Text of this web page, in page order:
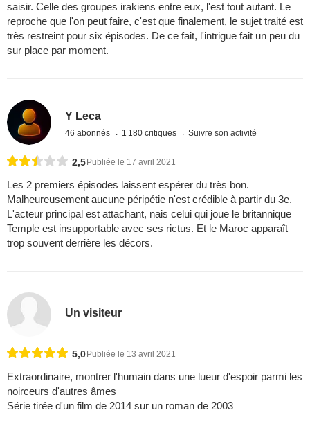
saisir. Celle des groupes irakiens entre eux, l'est tout autant. Le
reproche que l'on peut faire, c'est que finalement, le sujet traité est
très restreint pour six épisodes. De ce fait, l'intrigue fait un peu du
sur place par moment.
Y Leca
46 abonnés 1 180 critiques Suivre son activité
2,5Publiée le 17 avril 2021
Les 2 premiers épisodes laissent espérer du très bon.
Malheureusement aucune péripétie n'est crédible à partir du 3e.
L'acteur principal est attachant, nais celui qui joue le britannique
Temple est insupportable avec ses rictus. Et le Maroc apparaît
trop souvent derrière les décors.
Un visiteur
5,0Publiée le 13 avril 2021
Extraordinaire, montrer l'humain dans une lueur d'espoir parmi les
noirceurs d'autres âmes
Série tirée d'un film de 2014 sur un roman de 2003